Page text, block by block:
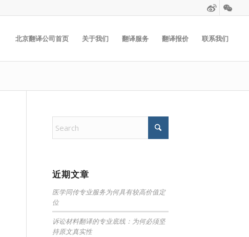
北京翻译公司首页 关于我们 翻译服务 翻译报价 联系我们
近期文章
医学同传专业服务为何具有较高价值定
位
诉讼材料翻译的专业底线：为何必须坚
持原文真实性